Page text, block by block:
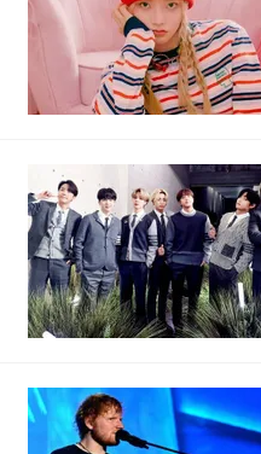
Thị trường
Tư vấn